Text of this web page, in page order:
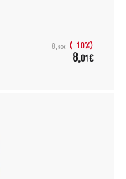
8,90€ (-10%)
8,01€